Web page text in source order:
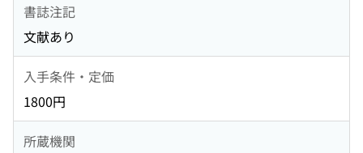
書誌注記
文献あり
入手条件・定価
1800円
所蔵機関